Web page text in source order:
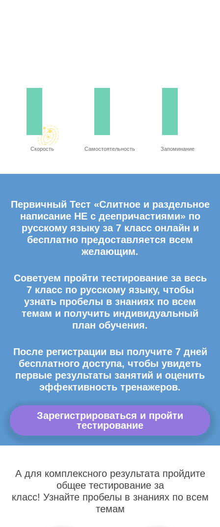
Скорость Самостоятельность Запоминание
Первичный Тест «Слитное и раздельное
написание НЕ с деепричастиями» по
русскому языку за 7 класс онлайн и
бесплатно предоставляется всем
желающим.
Советуем пройти тестирование за весь
7 класс по русскому языку, чтобы
узнать пробелы в знаниях по всем
темам и получить индивидуальный
план обучения.
После регистрации вы получите 7 дней
бесплатного доступа, чтобы увидеть
первые результаты занятий и оценить
эффективность тренажеров.
Зарегистрироваться и пройти
тестирование
А для комплексного результата пройдите
общее тестирование за
класс! Узнайте пробелы в знаниях по всем
темам